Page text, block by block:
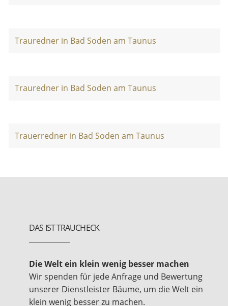
Trauredner in Bad Soden am Taunus
Trauredner in Bad Soden am Taunus
Trauerredner in Bad Soden am Taunus
DAS IST TRAUCHECK
Die Welt ein klein wenig besser machen
Wir spenden für jede Anfrage und Bewertung
unserer Dienstleister Bäume, um die Welt ein
klein wenig besser zu machen.